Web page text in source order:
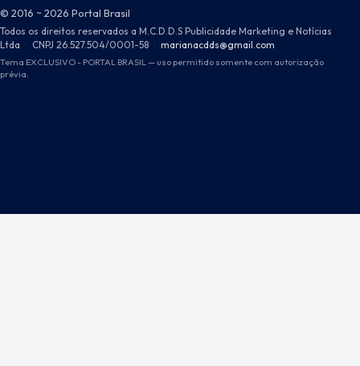
© 2016 ~ 2026 Portal Brasil
Todos os direitos reservados a M.C.D.D.S Publicidade Marketing e Notícias
Ltda · CNPJ 26.527.504/0001-58 · marianacdds@gmail.com
Tema EXCLUSIVO - PORTAL BRASIL — uso permitido somente com autorização
prévia.